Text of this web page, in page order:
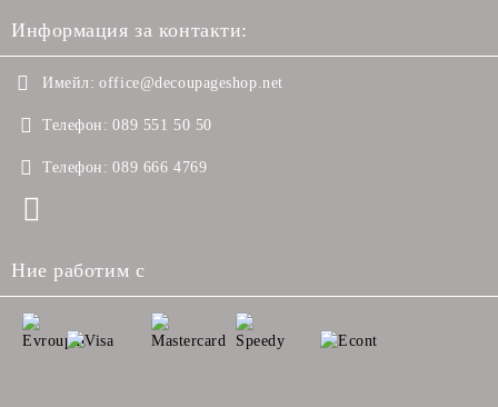
Информация за контакти:
Имейл: office@decoupageshop.net
Телефон: 089 551 50 50
Телефон: 089 666 4769
Ние работим с